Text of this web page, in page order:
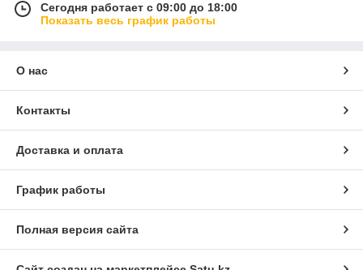
Сегодня работает с 09:00 до 18:00
Показать весь график работы
О нас
Контакты
Доставка и оплата
График работы
Полная версия сайта